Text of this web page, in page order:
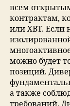
всем
контрактам,
или XBT. Если
можно будет
позиций.
а также
требований.